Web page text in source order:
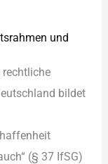
und
rechtliche
bildet
(§ 37 IfSG)